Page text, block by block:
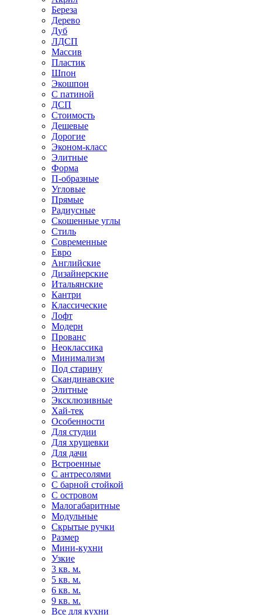
Береза
Дерево
Дуб
ЛДСП
Массив
Пластик
Шпон
Экошпон
С патиной
ДСП
Стоимость
Дешевые
Дорогие
Эконом-класс
Элитные
Форма
П-образные
Угловые
Прямые
Радиусные
Скошенные углы
Стиль
Современные
Евро
Английские
Дизайнерские
Итальянские
Кантри
Классические
Лофт
Модерн
Прованс
Неоклассика
Минимализм
Под старину
Скандинавские
Элитные
Эксклюзивные
Хай-тек
Особенности
Для студии
Для хрущевки
Для дачи
Встроенные
С антресолями
С барной стойкой
С островом
Малогабаритные
Модульные
Скрытые ручки
Размер
Мини-кухни
Узкие
3 кв. м.
5 кв. м.
6 кв. м.
9 кв. м.
Все для кухни